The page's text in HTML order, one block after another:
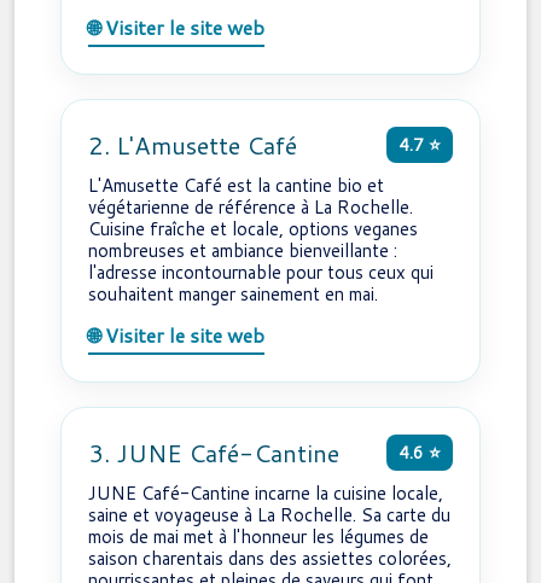
🌐 Visiter le site web
2. L'Amusette Café 4.7 ⭐
L'Amusette Café est la cantine bio et
végétarienne de référence à La Rochelle.
Cuisine fraîche et locale, options veganes
nombreuses et ambiance bienveillante :
l'adresse incontournable pour tous ceux qui
souhaitent manger sainement en mai.
🌐 Visiter le site web
3. JUNE Café-Cantine 4.6 ⭐
JUNE Café-Cantine incarne la cuisine locale,
saine et voyageuse à La Rochelle. Sa carte du
mois de mai met à l'honneur les légumes de
saison charentais dans des assiettes colorées,